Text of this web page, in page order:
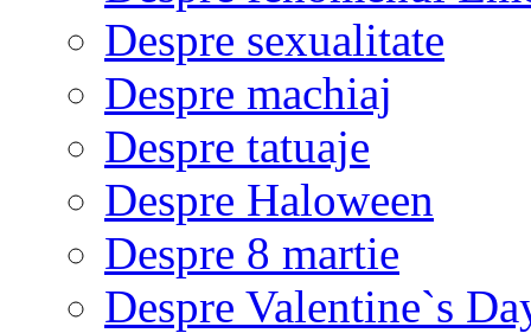
Despre sexualitate
Despre machiaj
Despre tatuaje
Despre Haloween
Despre 8 martie
Despre Valentine`s